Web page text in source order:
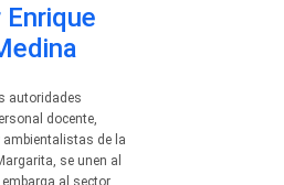
Enrique
autoridades
docente,
de la
se unen al
al sector